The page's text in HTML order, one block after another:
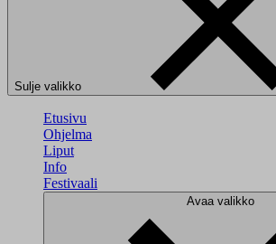
Sulje valikko
Etusivu
Ohjelma
Liput
Info
Festivaali
Avaa valikko